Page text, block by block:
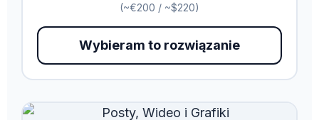
(~€200 / ~$220)
Wybieram to rozwiązanie